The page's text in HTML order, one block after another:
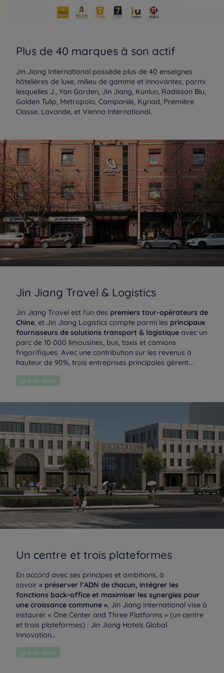
Plus de 40 marques à son actif
Jin Jiang International possède plus de 40 enseignes
hôtelières de luxe, milieu de gamme et innovantes, parmi
lesquelles J., Yan Garden, Jin Jiang, Kunlun, Radisson Blu,
Golden Tulip, Metropolo, Campanile, Kyriad, Première
Classe, Lavande, et Vienna International.
Jin Jiang Travel & Logistics
Jin Jiang Travel est l'un des premiers tour-opérateurs de
Chine, et Jin Jiang Logistics compte parmi les principaux
fournisseurs de solutions transport & logistique avec un
parc de 10 000 limousines, bus, taxis et camions
frigorifiques. Avec une contribution sur les revenus à
hauteur de 90%, trois entreprises principales gèrent...
Lire la suite
Un centre et trois plateformes
En accord avec ses principes et ambitions, à
savoir « préserver l’ADN de chacun, intégrer les
fonctions back-office et maximiser les synergies pour
une croissance commune », Jin Jiang International vise à
instaurer « One Center and Three Platforms » (un centre
et trois plateformes) : Jin Jiang Hotels Global
Innovation...
Lire la suite
Hôtels à Paris
Hôtels à Bordeaux
Hôtels à Marseille